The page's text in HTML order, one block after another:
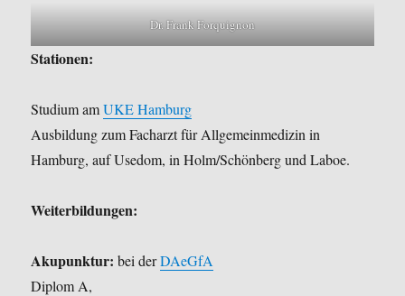
Dr. Frank Forquignon
Stationen:
Studium amUKE Hamburg
Ausbildung zum Facharzt für Allgemeinmedizin in
Hamburg, auf Usedom, in Holm/Schönberg und Laboe.
Weiterbildungen:
Akupunktur: bei derDAeGfA
Diplom A,